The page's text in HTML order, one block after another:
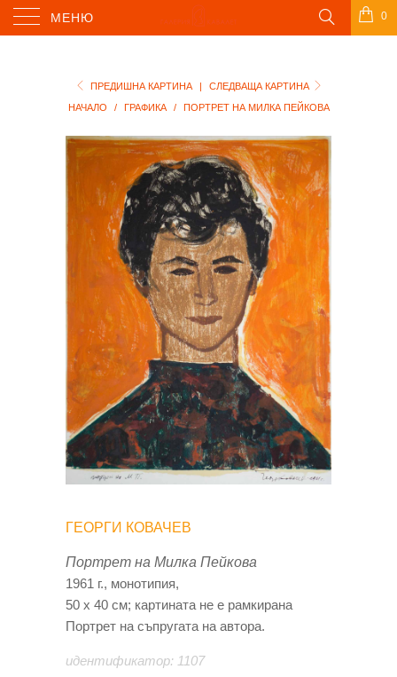
МЕНЮ 0
ПРЕДИШНА КАРТИНА |
СЛЕДВАЩА КАРТИНА
НАЧАЛО
/ ГРАФИКА / ПОРТРЕТ НА МИЛКА ПЕЙКОВА
ГЕОРГИ КОВАЧЕВ
Портрет на Милка Пейкова
1961 г., монотипия,
50 х 40 см; картината не е рамкирана
Портрет на съпругата на автора.
идентификатор: 1107